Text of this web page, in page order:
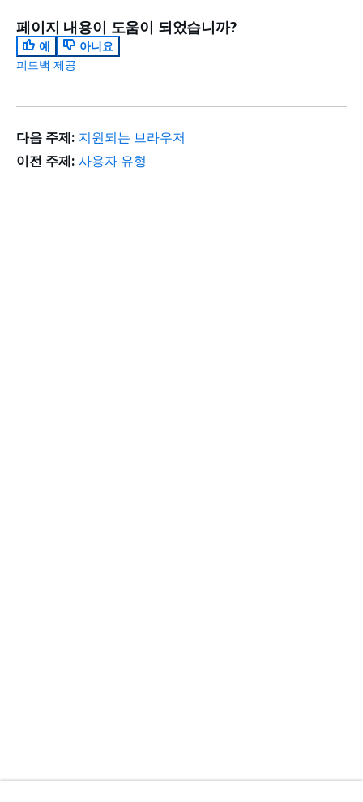
페이지 내용이 도움이 되었습니까?
예
아니요
피드백 제공
다음 주제: 지원되는 브라우저
이전 주제: 사용자 유형